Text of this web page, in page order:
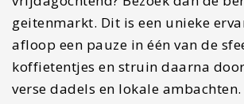
van het centrum. Wil je een keer
kan dat hier. Aan de andere kant,
ontzettend veel leuke
je lekker kan eten.